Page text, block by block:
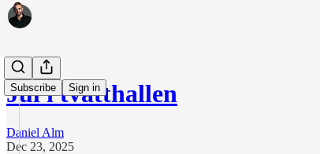
Subscribe Sign in
Jul i tvätthallen
Daniel Alm
Dec 23, 2025